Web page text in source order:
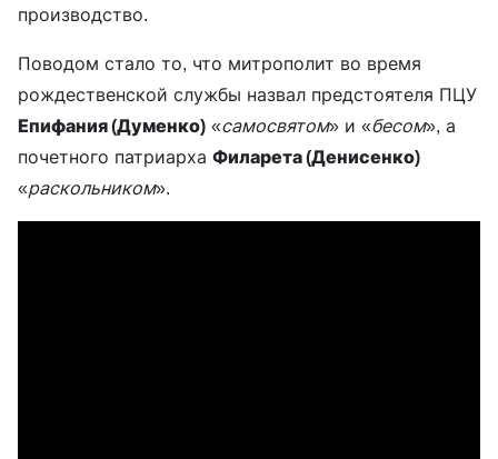
производство.
Поводом стало то, что митрополит во время
рождественской службы назвал предстоятеля ПЦУ
Епифания (Думенко) «самосвятом» и «бесом», а
почетного патриарха Филарета (Денисенко)
«раскольником».